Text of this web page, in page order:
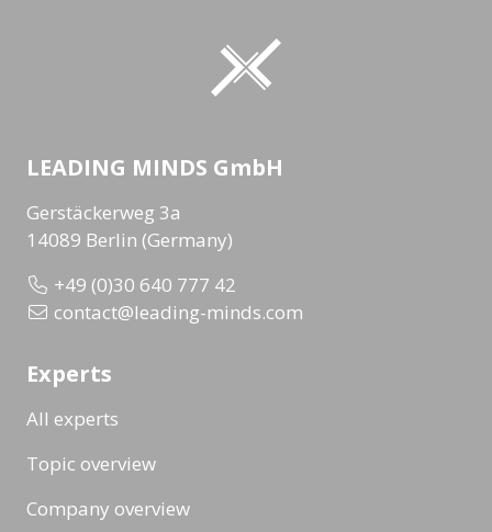
LEADING MINDS GmbH
Gerstäckerweg 3a
14089 Berlin (Germany)
+49 (0)30 640 777 42
contact@leading-minds.com
Experts
All experts
Topic overview
Company overview